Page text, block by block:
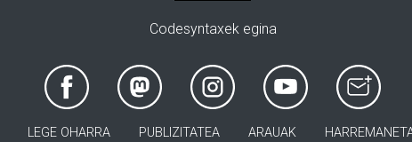
Codesyntaxek egina
LEGE OHARRA PUBLIZITATEA ARAUAK